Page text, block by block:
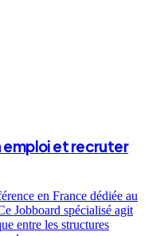
emploi et recruter
en France dédiée au
Jobboard spécialisé agit
entre les structures